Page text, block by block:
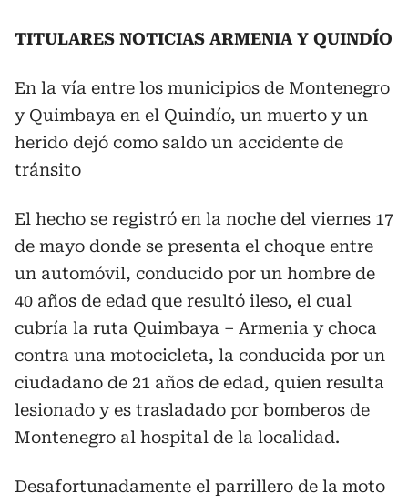
TITULARES NOTICIAS ARMENIA Y QUINDÍO
En la vía entre los municipios de Montenegro
y Quimbaya en el Quindío, un muerto y un
herido dejó como saldo un accidente de
tránsito
El hecho se registró en la noche del viernes 17
de mayo donde se presenta el choque entre
un automóvil, conducido por un hombre de
40 años de edad que resultó ileso, el cual
cubría la ruta Quimbaya – Armenia y choca
contra una motocicleta, la conducida por un
ciudadano de 21 años de edad, quien resulta
lesionado y es trasladado por bomberos de
Montenegro al hospital de la localidad.
Desafortunadamente el parrillero de la moto